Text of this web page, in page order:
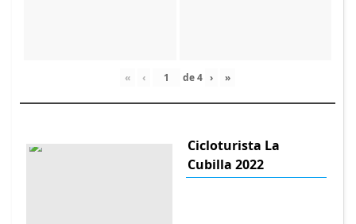
« ‹ de4 › »
Cicloturista La
Cubilla 2022